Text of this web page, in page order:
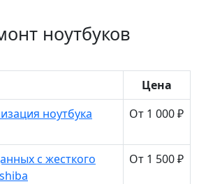
ноутбуков
Цена
ноутбука
От 1 000 ₽
с жесткого
От 1 500 ₽